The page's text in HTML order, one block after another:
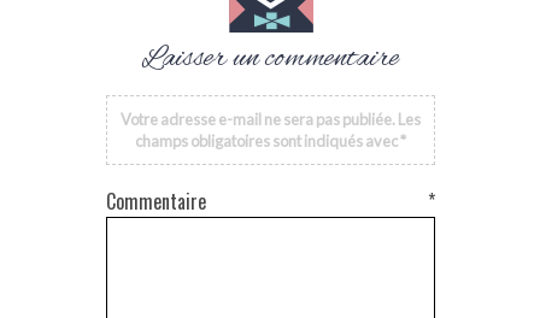
Laisser un commentaire
Votre adresse e-mail ne sera pas publiée. Les
champs obligatoires sont indiqués avec*
Commentaire *